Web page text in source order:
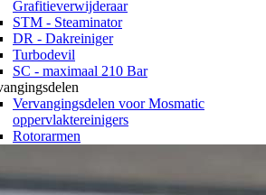
Grafitieverwijderaar
STM - Steaminator
DR - Dakreiniger
Turbodevil
SC - maximaal 210 Bar
Vervangingsdelen voor Mosmatic
oppervlaktereinigers
Rotorarmen